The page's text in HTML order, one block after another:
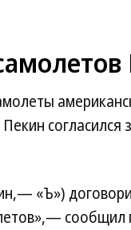
согласился
«Ъ»)
сообщил